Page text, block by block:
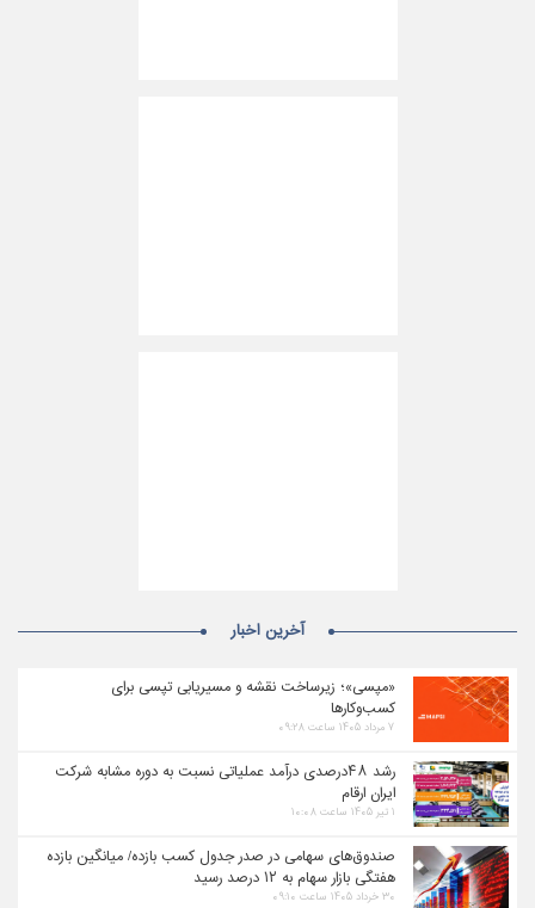
آخرین اخبار
«مپسی»؛ زیرساخت نقشه و مسیریابی تپسی برای
کسب‌وکارها
۷ مرداد ۱۴۰۵ ساعت ۰۹:۲۸
رشد ۴۸درصدی درآمد عملیاتی نسبت به دوره مشابه شرکت
ایران ارقام
۱ تیر ۱۴۰۵ ساعت ۱۰:۰۸
صندوق‌های سهامی در صدر جدول کسب بازده/ میانگین بازده
هفتگی بازار سهام به ۱۲ درصد رسید
۳۰ خرداد ۱۴۰۵ ساعت ۰۹:۱۰